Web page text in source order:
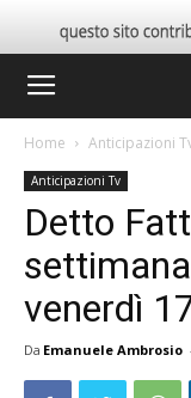
Home Anticipazioni
Anticipazioni Tv
Detto
venerdì
Da Emanuele Ambrosio